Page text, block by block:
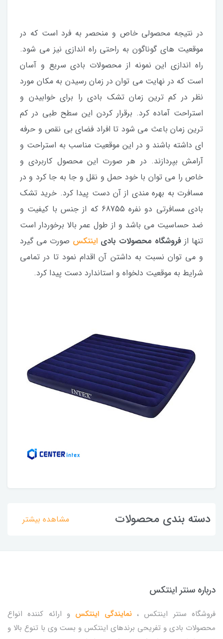
در نتیجه محصولی خاص و منحصر به فرد است که در
موقعیت های گوناگون به راحتی راه اندازی نیز می شود.
راه اندازی این نمونه از محصولات بادی سریع و آسان
است که در نهایت می توان در زمان رسیدن به مکان مورد
نظر در کم ترین زمان تشک بادی را برای خوابیدن و
استراحت آماده کرد. برقرار کردن این سطح طبی در کم
ترین زمان باعث می شود تا افراد فضای بی نقص و حرفه
ای داشته باشند و در این موقعیت مناسب به استراحت و
آرامش بپردازند. در هر صورت این محصول کاربردی و
خاص را می توان با خود حمل و نقل و جا به جا کرد و در
مسافرت به بهره مندی از آن دست پیدا کرد. خرید تشک
بادی مسافرتی دو نفره 68755 که از جنس با کیفیت و
ضد حساسیت می باشد و از طول عمر بالا برخوردار است
تنها از فروشگاه محصولات بادی اینتکس صورت می گیرد
و می توان نسبت به داشتن آن اقدام نمود تا در تمامی
شرایط به موقعیت دلخواه و استاندارد دست پیدا کرد.
دسته بندی محصولات مشاهده بیشتر
درباره سنتر اینتکس
فروشگاه سنتر اینتکس ،نمایندگی اینتکس و ارائه کننده انواع
محصولات بادی و تفریحی برندهای اینتکس و بست وی با تنوع بالا و